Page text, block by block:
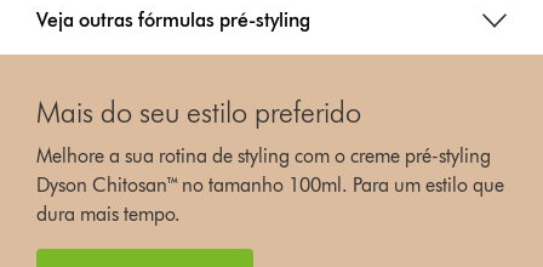
Veja outras fórmulas pré-styling
Mais do seu estilo preferido
Melhore a sua rotina de styling com o creme pré-styling
Dyson Chitosan™ no tamanho 100ml. Para um estilo que
dura mais tempo.